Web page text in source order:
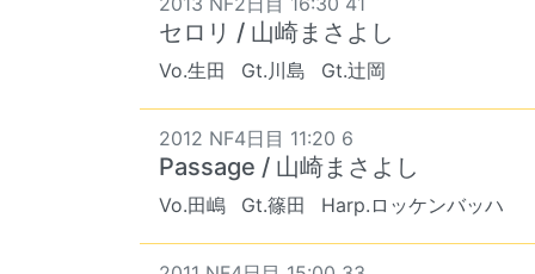
セロリ / 山崎まさよし
Vo.生田 Gt.川島 Gt.辻岡
2012 NF4日目 11:20 6
Passage / 山崎まさよし
Vo.田嶋 Gt.篠田 Harp.ロッケンバッハ